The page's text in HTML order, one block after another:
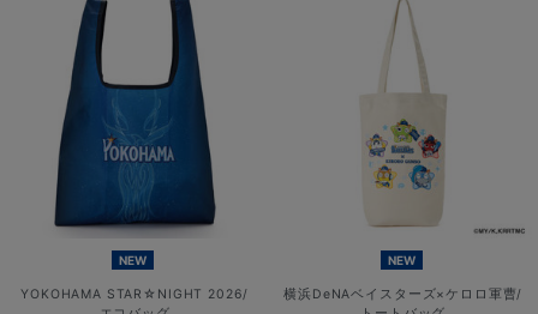
NEW
YOKOHAMA STAR☆NIGHT 2026/
NEW
横浜DeNAベイスターズ×ケロロ軍曹/